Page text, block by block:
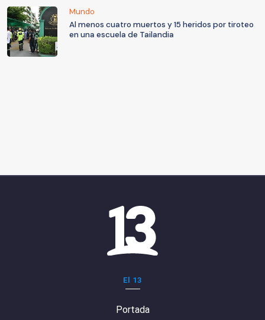
Mundo
Al menos cuatro muertos y 15 heridos por tiroteo
en una escuela de Tailandia
El 13
Portada